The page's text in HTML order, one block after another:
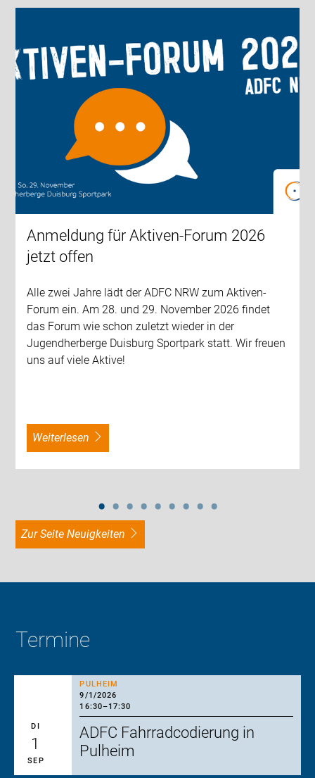
Anmeldung für Aktiven-Forum 2026
jetzt offen
Alle zwei Jahre lädt der ADFC NRW zum Aktiven-
Forum ein. Am 28. und 29. November 2026 findet
das Forum wie schon zuletzt wieder in der
Jugendherberge Duisburg Sportpark statt. Wir freuen
uns auf viele Aktive!
weiterlesen
zur Seite Neuigkeiten
Termine
PULHEIM
9/1/2026
16:30–17:30
DI
1
SEP
ADFC Fahrradcodierung in
Pulheim